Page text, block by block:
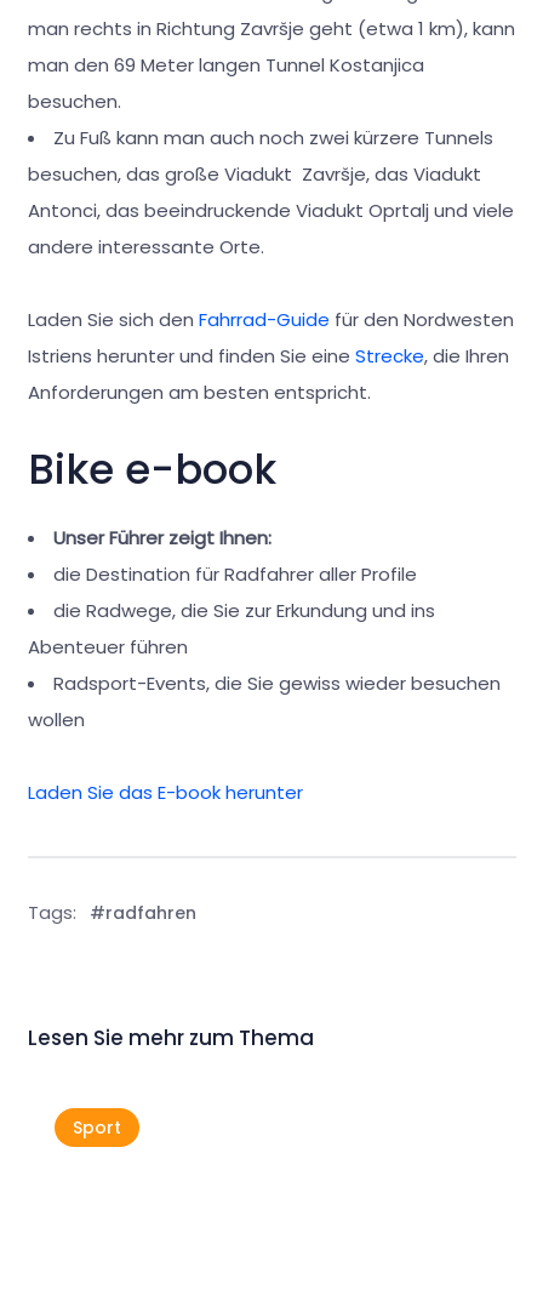
man rechts in Richtung Završje geht (etwa 1 km), kann
man den 69 Meter langen Tunnel Kostanjica
besuchen.
Zu Fuß kann man auch noch zwei kürzere Tunnels
besuchen, das große Viadukt Završje, das Viadukt
Antonci, das beeindruckende Viadukt Oprtalj und viele
andere interessante Orte.
Laden Sie sich den Fahrrad-Guide für den Nordwesten
Istriens herunter und finden Sie eine Strecke, die Ihren
Anforderungen am besten entspricht.
Bike e-book
Unser Führer zeigt Ihnen:
die Destination für Radfahrer aller Profile
die Radwege, die Sie zur Erkundung und ins
Abenteuer führen
Radsport-Events, die Sie gewiss wieder besuchen
wollen
Laden Sie das E-book herunter
Tags: #radfahren
Lesen Sie mehr zum Thema
Sport